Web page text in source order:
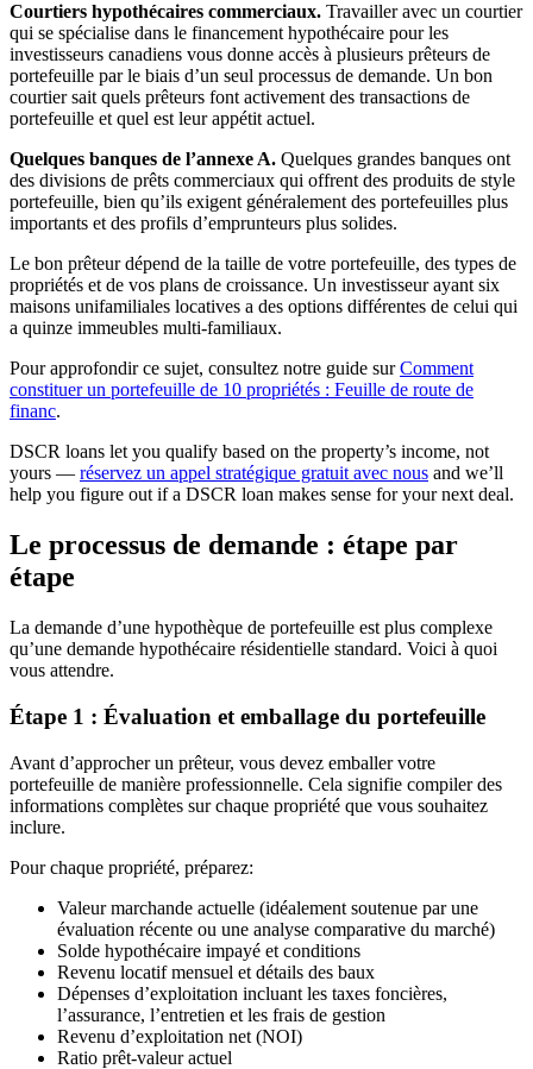
Courtiers hypothécaires commerciaux. Travailler avec un courtier
qui se spécialise dans le financement hypothécaire pour les
investisseurs canadiens vous donne accès à plusieurs prêteurs de
portefeuille par le biais d’un seul processus de demande. Un bon
courtier sait quels prêteurs font activement des transactions de
portefeuille et quel est leur appétit actuel.
Quelques banques de l’annexe A. Quelques grandes banques ont
des divisions de prêts commerciaux qui offrent des produits de style
portefeuille, bien qu’ils exigent généralement des portefeuilles plus
importants et des profils d’emprunteurs plus solides.
Le bon prêteur dépend de la taille de votre portefeuille, des types de
propriétés et de vos plans de croissance. Un investisseur ayant six
maisons unifamiliales locatives a des options différentes de celui qui
a quinze immeubles multi-familiaux.
Pour approfondir ce sujet, consultez notre guide surComment
constituer un portefeuille de 10 propriétés : Feuille de route de
financ.
DSCR loans let you qualify based on the property’s income, not
yours — réservez un appel stratégique gratuit avec nous and we’ll
help you figure out if a DSCR loan makes sense for your next deal.
Le processus de demande : étape par
étape
La demande d’une hypothèque de portefeuille est plus complexe
qu’une demande hypothécaire résidentielle standard. Voici à quoi
vous attendre.
Étape 1 : Évaluation et emballage du portefeuille
Avant d’approcher un prêteur, vous devez emballer votre
portefeuille de manière professionnelle. Cela signifie compiler des
informations complètes sur chaque propriété que vous souhaitez
inclure.
Pour chaque propriété, préparez:
Valeur marchande actuelle (idéalement soutenue par une
évaluation récente ou une analyse comparative du marché)
Solde hypothécaire impayé et conditions
Revenu locatif mensuel et détails des baux
Dépenses d’exploitation incluant les taxes foncières,
l’assurance, l’entretien et les frais de gestion
Revenu d’exploitation net (NOI)
Ratio prêt-valeur actuel